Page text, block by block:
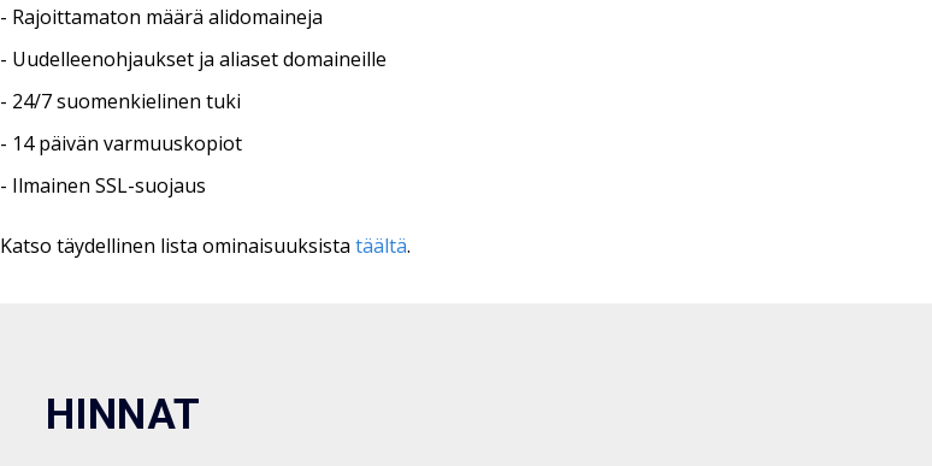
- Rajoittamaton määrä alidomaineja
- Uudelleenohjaukset ja aliaset domaineille
- 24/7 suomenkielinen tuki
- 14 päivän varmuuskopiot
- Ilmainen SSL-suojaus
Katso täydellinen lista ominaisuuksista täältä.
HINNAT